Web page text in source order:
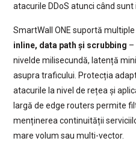
atacurile DDoS atunci când
SmartWall ONE suportă
inline, data path și scrubbing –
nivelde milisecundă, latență
asupra traficului. Protecția
atacurile la nivel de rețea și
largă de edge routers permite
menținerea continuității
mare volum sau multi-vector.